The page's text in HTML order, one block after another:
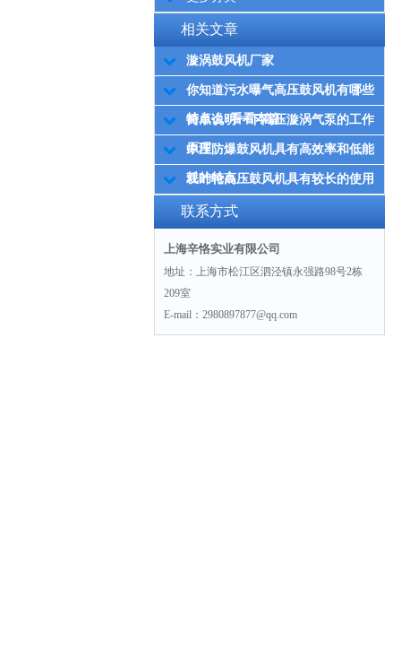
相关文章
漩涡鼓风机厂家
你知道污水曝气高压鼓风机有哪些
特点么?看看本篇
简单说明一下高压漩涡气泵的工作
原理
中压防爆鼓风机具有高效率和低能
耗的特点
双叶轮高压鼓风机具有较长的使用
寿命，且故障率较低
联系方式
上海辛恪实业有限公司
地址：上海市松江区泗泾镇永强路98号2栋
209室
E-mail：2980897877@qq.com